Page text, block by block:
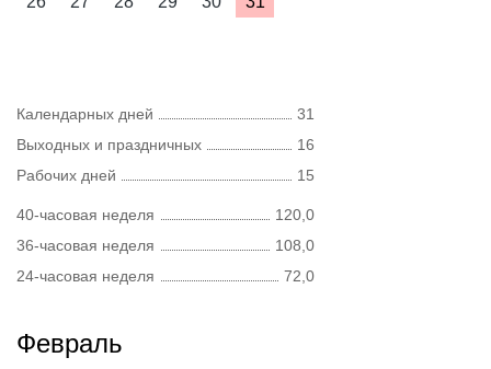
Календарных дней
31
Выходных и праздничных
16
Рабочих дней
15
40-часовая неделя
120,0
36-часовая неделя
108,0
24-часовая неделя
72,0
Февраль